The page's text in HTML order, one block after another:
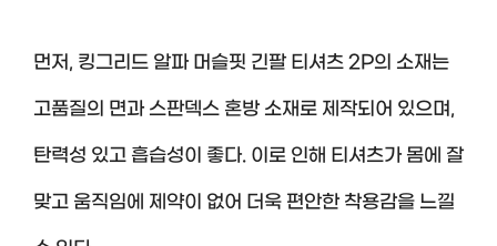
먼저, 킹그리드 알파 머슬핏 긴팔 티셔츠 2P의 소재는
고품질의 면과 스판덱스 혼방 소재로 제작되어 있으며,
탄력성 있고 흡습성이 좋다. 이로 인해 티셔츠가 몸에 잘
맞고 움직임에 제약이 없어 더욱 편안한 착용감을 느낄